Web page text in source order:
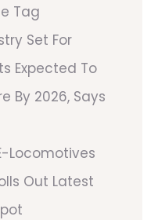
Tag
Set For
Expected To
By 2026, Says
Locomotives
Out Latest